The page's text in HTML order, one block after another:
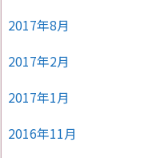
2017年8月
2017年2月
2017年1月
2016年11月